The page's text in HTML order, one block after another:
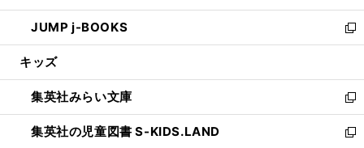
ウ
で
開
ン
ド
ウ
開
く
ウ
ィ
ン
ウ
で
開
く
し
い
ウ
ン
ド
ウ
で
JUMP j-BOOKS
新
し
ウ
ィ
ン
ド
キッズ
集英社みらい文庫
新
し
い
集英社の児童図書 S-KIDS.LAND
新